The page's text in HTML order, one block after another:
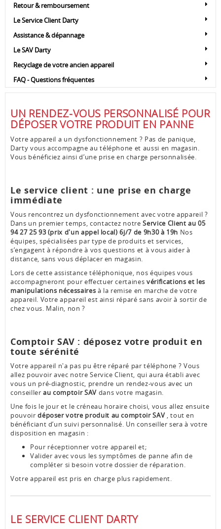
Retour & remboursement
Le Service Client Darty
Assistance & dépannage
Le SAV Darty
Recyclage de votre ancien appareil
FAQ - Questions fréquentes
UN RENDEZ-VOUS PERSONNALISÉ POUR
DÉPOSER VOTRE PRODUIT EN PANNE
Votre appareil a un dysfonctionnement ? Pas de panique,
Darty vous accompagne au téléphone et aussi en magasin.
Vous bénéficiez ainsi d’une prise en charge personnalisée.
Le service client : une prise en charge
immédiate
Vous rencontrez un dysfonctionnement avec votre appareil ?
Dans un premier temps, contactez notreService Client au 05
94 27 25 93 (prix d'un appel local) 6j/7 de 9h30 à 19h Nos
équipes, spécialisées par type de produits et services,
s’engagent à répondre à vos questions et à vous aider à
distance, sans vous déplacer en magasin.
Lors de cette assistance téléphonique, nos équipes vous
accompagneront pour effectuer certaines vérifications et les
manipulations nécessaires à la remise en marche de votre
appareil. Votre appareil est ainsi réparé sans avoir à sortir de
chez vous. Malin, non ?
Comptoir SAV : déposez votre produit en
toute sérénité
Votre appareil n'a pas pu être réparé par téléphone ? Vous
allez pouvoir avec notre Service Client, qui aura établi avec
vous un pré-diagnostic, prendre un rendez-vous avec un
conseillerau comptoir SAVdans votre magasin.
Une fois le jour et le créneau horaire choisi, vous allez ensuite
pouvoirdéposer votre produit au comptoir SAV , tout en
bénéficiant d’un suivi personnalisé. Un conseiller sera à votre
disposition en magasin :
Pour réceptionner votre appareil et;
Valider avec vous les symptômes de panne afin de
compléter si besoin votre dossier de réparation.
Votre appareil est pris en charge plus rapidement.
LE SERVICE CLIENT DARTY